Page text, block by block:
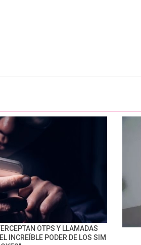
OTPS Y LLAMADAS
INCREÍBLE PODER DE LOS SIM